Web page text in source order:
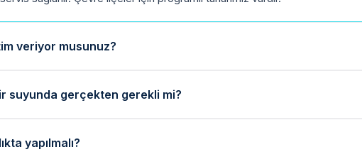
veriyor musunuz?
suyunda gerçekten gerekli mi?
yapılmalı?